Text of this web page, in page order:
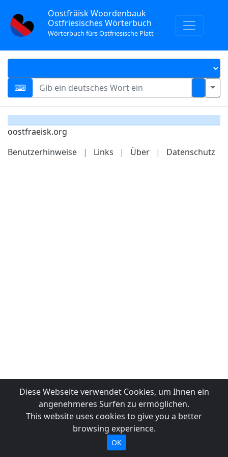
Oostfräisk Woordenbauk
Ostfriesisches Wörterbuch
Wörterbuch fürs Ostfriesische Platt
oostfraeisk.org
Benutzerhinweise
| Links | Über | Datenschutz
Diese Webseite verwendet Cookies, um Ihnen ein
angenehmeres Surfen zu ermöglichen.
This website uses cookies to give you a better
browsing experience.
OK